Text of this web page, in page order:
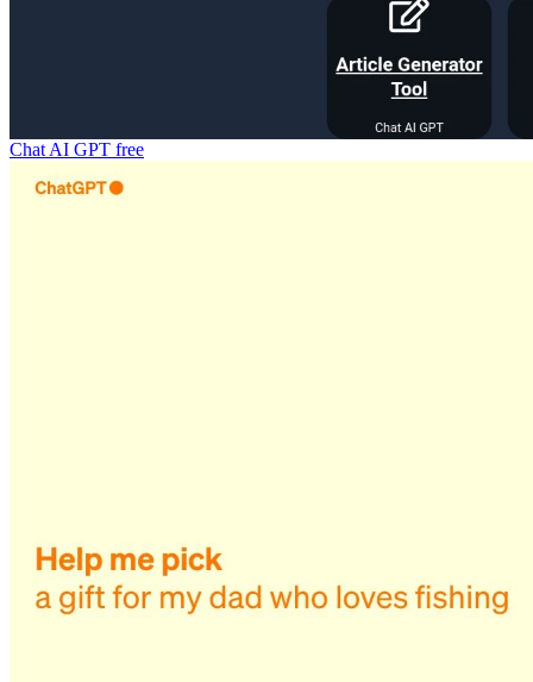
Chat AI GPT free